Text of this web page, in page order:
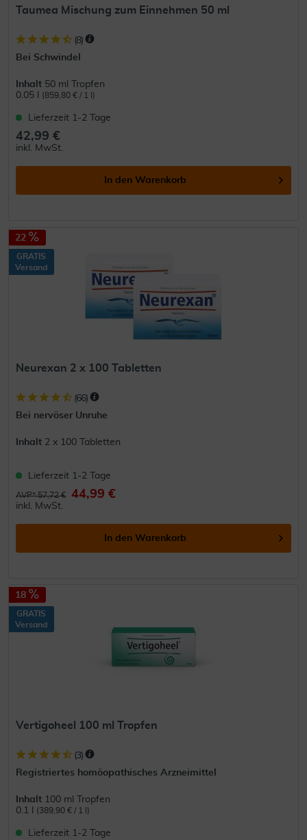
Taumea Mischung zum Einnehmen 50 ml
(8)
Bei Schwindel
Inhalt 50 ml Tropfen
0.05 l
(859,80 € / 1 l)
Lieferzeit 1-2 Tage
42,99 €
inkl. MwSt.
In den Warenkorb
22
GRATIS
Versand
Neurexan 2 x 100 Tabletten
(66)
Bei nervöser Unruhe
Inhalt 2 x 100 Tabletten
Lieferzeit 1-2 Tage
AVP* 57,72 € 44,99 €
inkl. MwSt.
In den Warenkorb
18
GRATIS
Versand
Vertigoheel 100 ml Tropfen
(3)
Registriertes homöopathisches Arzneimittel
Inhalt 100 ml Tropfen
0.1 l
(389,90 € / 1 l)
Lieferzeit 1-2 Tage